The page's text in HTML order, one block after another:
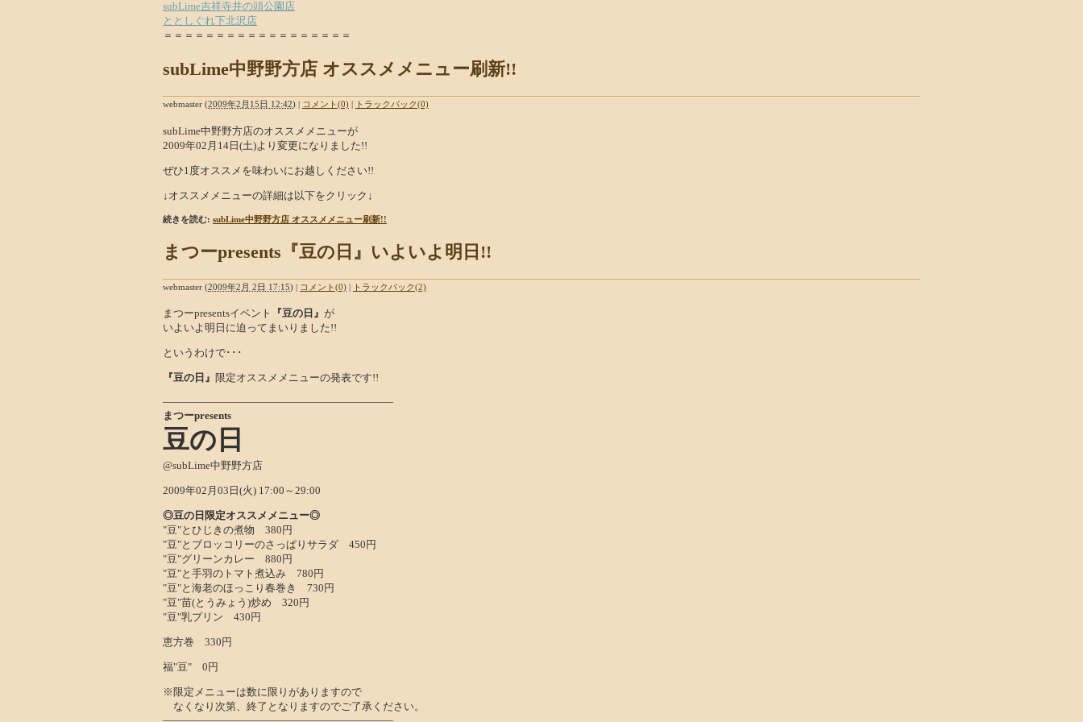
subLime吉祥寺井の頭公園店
ととしぐれ下北沢店
＝＝＝＝＝＝＝＝＝＝＝＝＝＝＝＝＝＝
subLime中野野方店 オススメメニュー刷新!!
webmaster (2009年2月15日 12:42) コメント(0) トラックバック(0)
subLime中野野方店のオススメメニューが
2009年02月14日(土)より変更になりました!!
ぜひ1度オススメを味わいにお越しください!!
↓オススメメニューの詳細は以下をクリック↓
続きを読む: subLime中野野方店 オススメメニュー刷新!!
まつーpresents『豆の日』いよいよ明日!!
webmaster (2009年2月 2日 17:15) | コメント(0) | トラックバック(2)
まつーpresentsイベント 『豆の日』 が
いよいよ明日に迫ってまいりました!!
というわけで･･･
『豆の日』 限定オススメメニューの発表です!!
――――――――――――――――――――――
まつーpresents
豆の日
@subLime中野野方店
2009年02月03日(火) 17:00～29:00
◎豆の日限定オススメメニュー◎
"豆"とひじきの煮物 380円
"豆"とブロッコリーのさっぱりサラダ 450円
"豆"グリーンカレー 880円
"豆"と手羽のトマト煮込み 780円
"豆"と海老のほっこり春巻き 730円
"豆"苗(とうみょう)炒め 320円
"豆"乳プリン 430円
恵方巻 330円
福"豆" 0円
※限定メニューは数に限りがありますので
なくなり次第、終了となりますのでご了承ください。